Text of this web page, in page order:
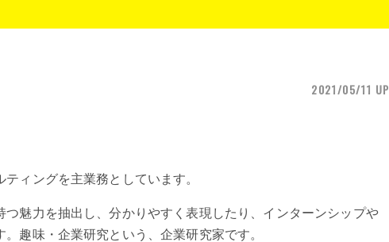
2021/05/11 UP
ィングを主業務としています。
魅力を抽出し、分かりやすく表現したり、インターンシップや
趣味・企業研究という、企業研究家です。